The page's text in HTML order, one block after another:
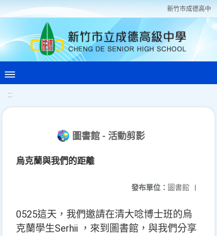
新竹巿成德高中
:::
圖書館 - 活動剪影
烏克蘭與我們的距離
發布單位： 圖書館 |
0525這天，我們邀請在清大唸博士班的烏
克蘭學生Serhii ，來到圖書館，與我們分享